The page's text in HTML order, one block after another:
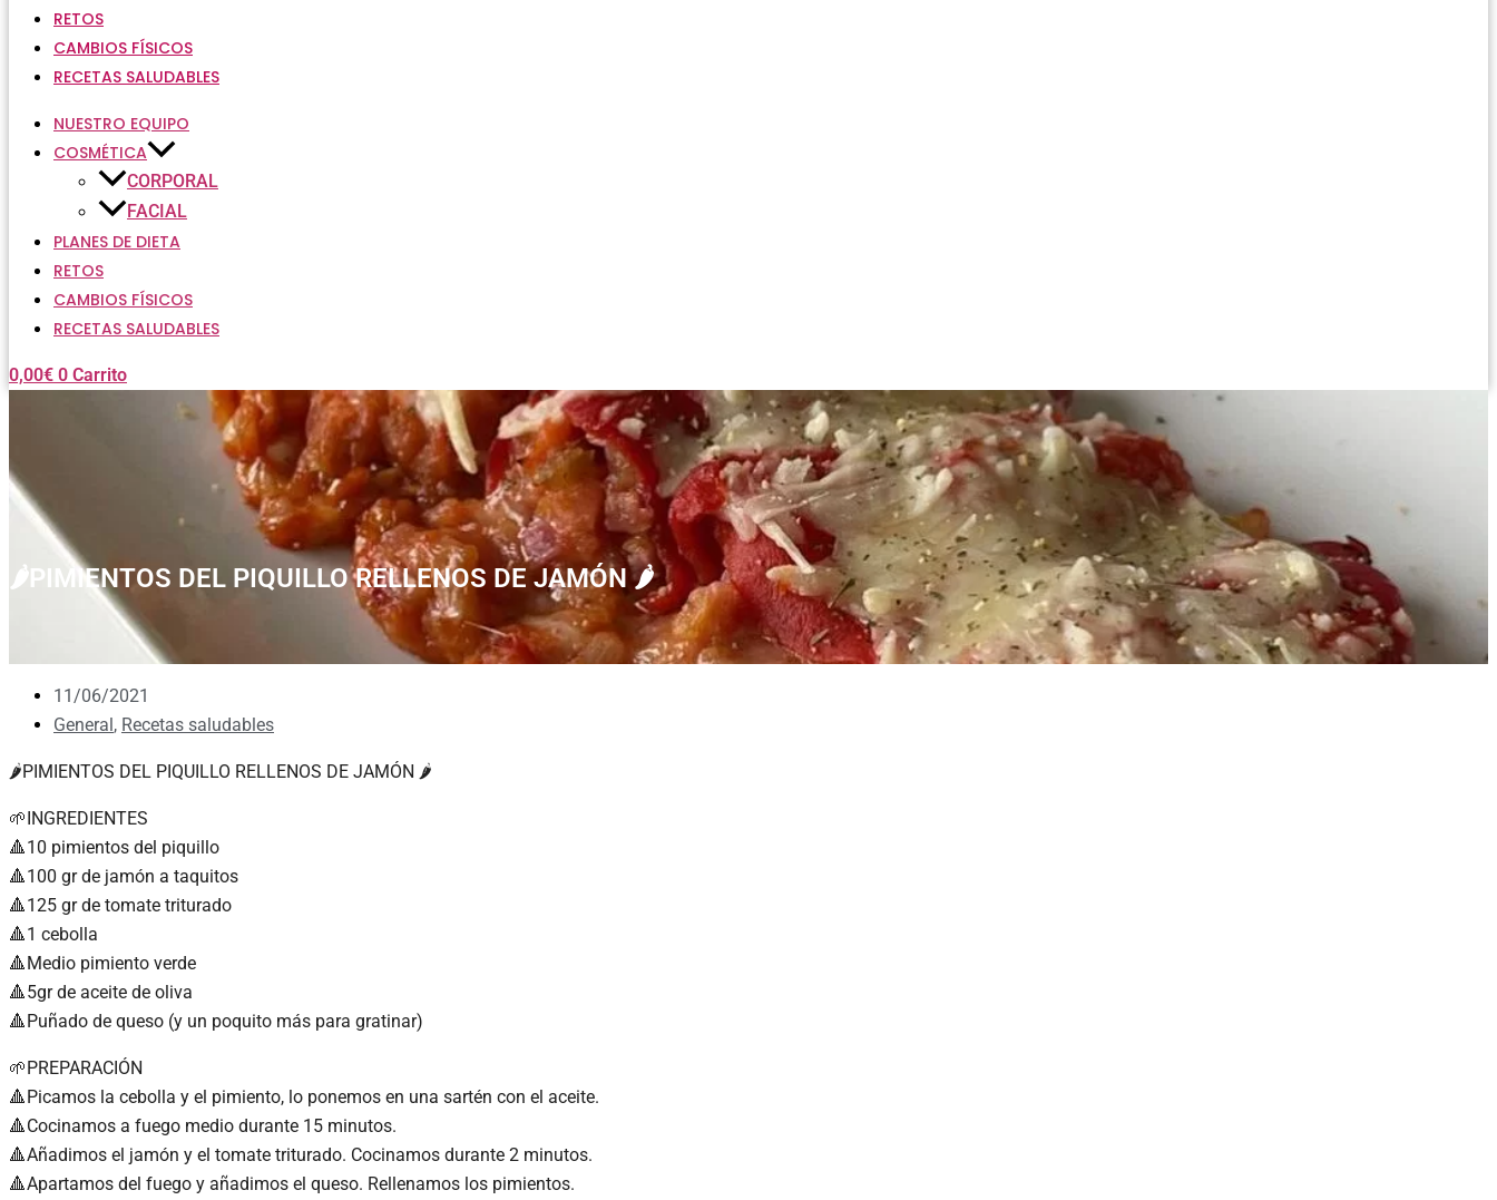
RETOS
CAMBIOS FÍSICOS
RECETAS SALUDABLES
NUESTRO EQUIPO
COSMÉTICA
CORPORAL
FACIAL
PLANES DE DIETA
RETOS
CAMBIOS FÍSICOS
RECETAS SALUDABLES
0,00€ 0 Carrito
🌶PIMIENTOS DEL PIQUILLO RELLENOS DE JAMÓN 🌶
11/06/2021
General, Recetas saludables
🌶PIMIENTOS DEL PIQUILLO RELLENOS DE JAMÓN 🌶
🌱INGREDIENTES
🔺10 pimientos del piquillo
🔺100 gr de jamón a taquitos
🔺125 gr de tomate triturado
🔺1 cebolla
🔺Medio pimiento verde
🔺5gr de aceite de oliva
🔺Puñado de queso (y un poquito más para gratinar)
🌱PREPARACIÓN
🔺Picamos la cebolla y el pimiento, lo ponemos en una sartén con el aceite.
🔺Cocinamos a fuego medio durante 15 minutos.
🔺Añadimos el jamón y el tomate triturado. Cocinamos durante 2 minutos.
🔺Apartamos del fuego y añadimos el queso. Rellenamos los pimientos.